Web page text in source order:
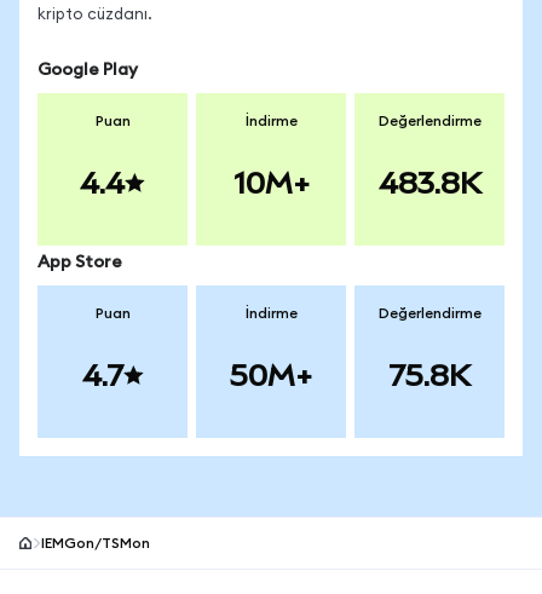
kripto cüzdanı.
Google Play
Puan
4.4
İndirme
10M+
Değerlendirme
483.8K
App Store
Puan
4.7
İndirme
50M+
Değerlendirme
75.8K
IEMGon/TSMon